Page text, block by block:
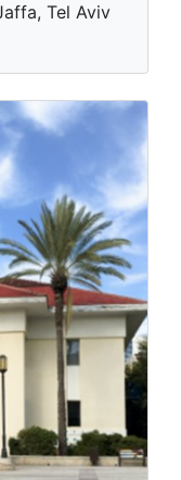
Tel Aviv